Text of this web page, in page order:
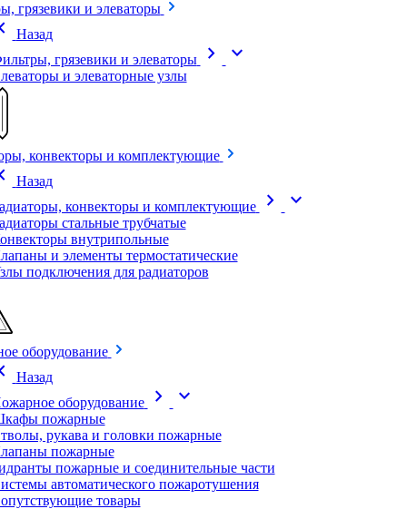
грязевики и элеваторы
Назад
грязевики и элеваторы
chevron_right expand_more
и элеваторные узлы
конвекторы и комплектующие
Назад
конвекторы и комплектующие
chevron_right expand_more
стальные трубчатые
внутрипольные
и элементы термостатические
подключения для радиаторов
оборудование
Назад
оборудование
chevron_right expand_more
пожарные
рукава и головки пожарные
пожарные
пожарные и соединительные части
автоматического пожаротушения
товары